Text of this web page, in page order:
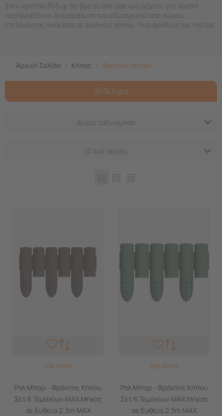
Στην apothiki365.gr θα βρείτε όλα όσα χρειάζεστε για σωστή
περίφραξη και διαμόρφωση του εξωτερικού σας χώρου,
επιλέγοντας ανάμεσα σε φράχτες κήπου, περιφράξεις και roll bar.
Αρχική Σελίδα Κήπος Φράχτες κήπου
Φίλτρα
Χωρίς ταξινόμηση
12 Ανά σελίδα
236.90156
Ρολ Μπαρ - Φράχτης Κήπου
Σετ 6 Τεμαχίων MAX Μήκος
σε Ευθεία 2.3m ΜΑΧ
236.90155
Ρολ Μπαρ - Φράχτης Κήπου
Σετ 6 Τεμαχίων MAX Μήκος
σε Ευθεία 2.3m ΜΑΧ